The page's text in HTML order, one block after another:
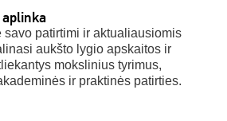
savo patirtimi ir aktualiausiomis
aukšto lygio apskaitos ir
mokslinius tyrimus,
ir praktinės patirties.